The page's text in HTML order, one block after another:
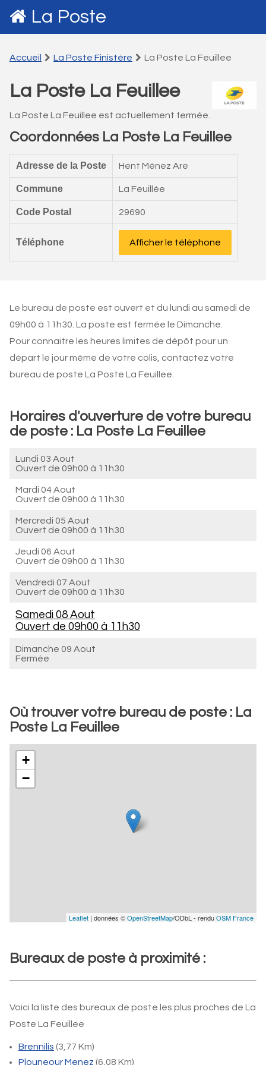
La Poste
Accueil La Poste Finistére La Poste La Feuillee
La Poste La Feuillee
La Poste La Feuillee est actuellement fermée.
Coordonnées La Poste La Feuillee
Adresse de la Poste Hent Ménez Are
Commune La Feuillée
Code Postal 29690
Téléphone Afficher le téléphone
Le bureau de poste est ouvert et du lundi au samedi de
09h00 à 11h30. La poste est fermée le Dimanche.
Pour connaitre les heures limites de dépôt pour un
départ le jour même de votre colis, contactez votre
bureau de poste La Poste La Feuillee.
Horaires d'ouverture de votre bureau
de poste : La Poste La Feuillee
Lundi 03 Aout
Ouvert de 09h00 à 11h30
Mardi 04 Aout
Ouvert de 09h00 à 11h30
Mercredi 05 Aout
Ouvert de 09h00 à 11h30
Jeudi 06 Aout
Ouvert de 09h00 à 11h30
Vendredi 07 Aout
Ouvert de 09h00 à 11h30
Samedi 08 Aout
Ouvert de 09h00 à 11h30
Dimanche 09 Aout
Fermée
Où trouver votre bureau de poste : La
Poste La Feuillee
+
−
Leaflet | données ©OpenStreetMap/ODbL - renduOSM France
Bureaux de poste à proximité :
Voici la liste des bureaux de poste les plus proches de La
Poste La Feuillee
Brennilis (3,77 Km)
Plouneour Menez (6,08 Km)